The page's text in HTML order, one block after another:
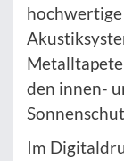
hochwertige
den innen-
Im